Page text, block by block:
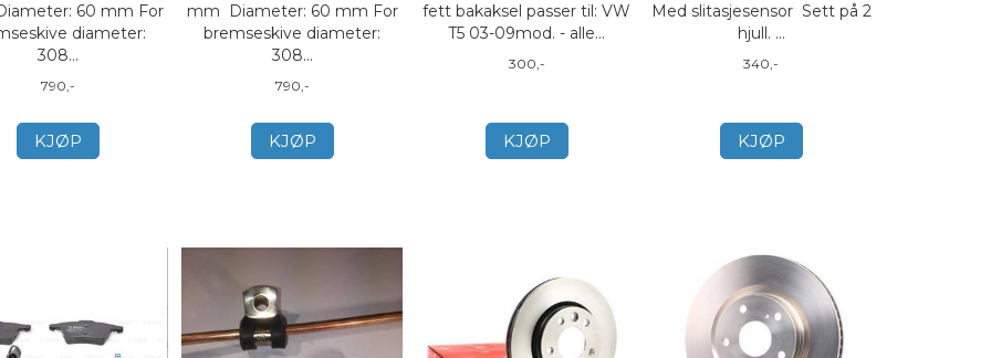
60 mm For
diameter:
308...
790,-
KJØP
mm Diameter: 60 mm For
bremseskive diameter:
308...
790,-
KJØP
fett bakaksel passer til: VW
T5 03-09mod. - alle...
300,-
KJØP
Med slitasjesensor Sett på 2
hjull. ...
340,-
KJØP